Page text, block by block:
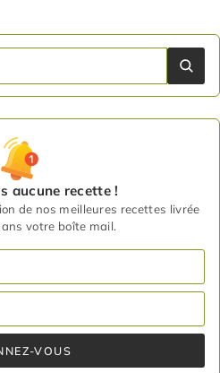
aucune recette !
de nos meilleures recettes livrée
votre boîte mail.
VOUS